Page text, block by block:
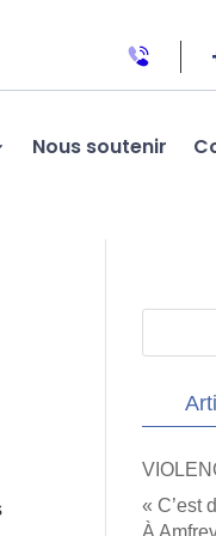
Nous soutenir
« C’est
À